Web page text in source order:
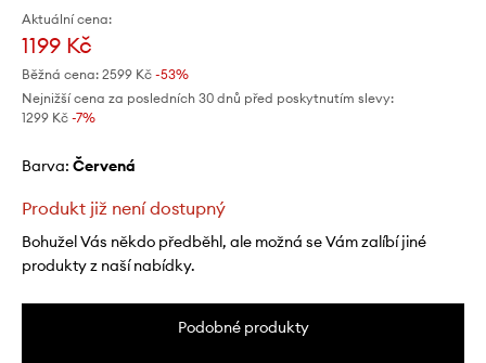
Aktuální cena:
1199 Kč
Běžná cena: 2599 Kč -53%
Nejnižší cena za posledních 30 dnů před poskytnutím slevy:
1299 Kč -7%
Barva: červená
Produkt již není dostupný
Bohužel Vás někdo předběhl, ale možná se Vám zalíbí jiné
produkty z naší nabídky.
Podobné produkty